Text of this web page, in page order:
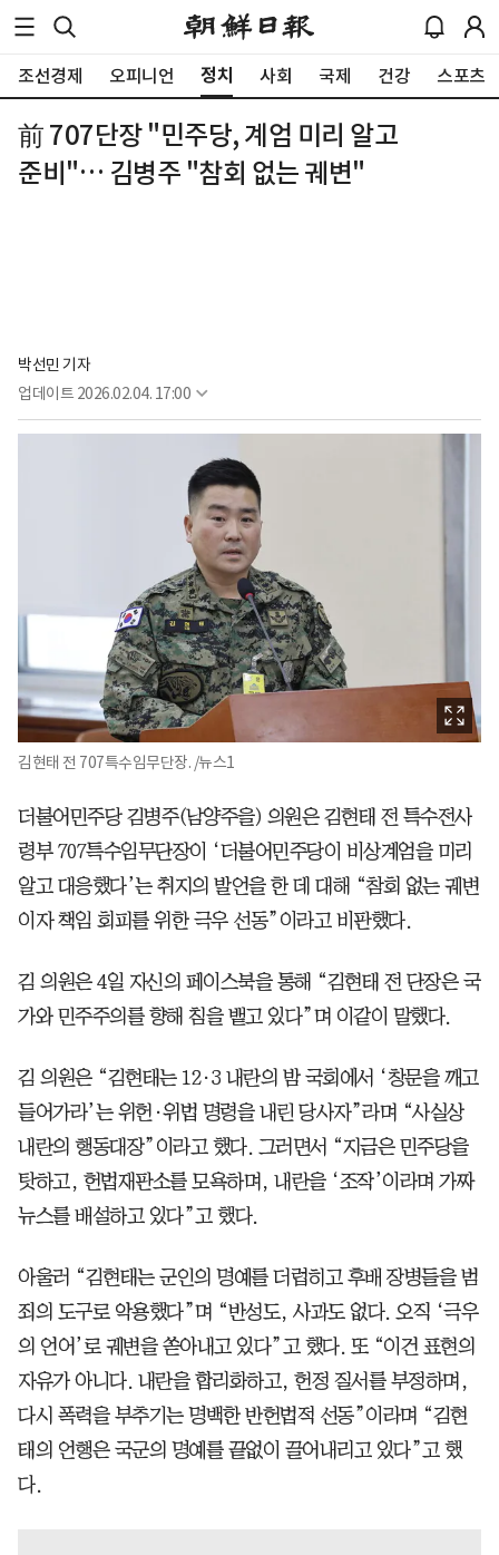
조선경제 오피니언 정치 사회 국제 건강 스포츠
前 707단장 "민주당, 계엄 미리 알고
준비"… 김병주 "참회 없는 궤변"
박선민 기자
업데이트 2026.02.04. 17:00
김현태 전 707특수임무단장. /뉴스1
더불어민주당 김병주(남양주을) 의원은 김현태 전 특수전사
령부 707특수임무단장이 ‘더불어민주당이 비상계엄을 미리
알고 대응했다’는 취지의 발언을 한 데 대해 “참회 없는 궤변
이자 책임 회피를 위한 극우 선동”이라고 비판했다.
김 의원은 4일 자신의 페이스북을 통해 “김현태 전 단장은 국
가와 민주주의를 향해 침을 뱉고 있다”며 이같이 말했다.
김 의원은 “김현태는 12·3 내란의 밤 국회에서 ‘창문을 깨고
들어가라’는 위헌·위법 명령을 내린 당사자”라며 “사실상
내란의 행동대장”이라고 했다. 그러면서 “지금은 민주당을
탓하고, 헌법재판소를 모욕하며, 내란을 ‘조작’이라며 가짜
뉴스를 배설하고 있다”고 했다.
아울러 “김현태는 군인의 명예를 더럽히고 후배 장병들을 범
죄의 도구로 악용했다”며 “반성도, 사과도 없다. 오직 ‘극우
의 언어’로 궤변을 쏟아내고 있다”고 했다. 또 “이건 표현의
자유가 아니다. 내란을 합리화하고, 헌정 질서를 부정하며,
다시 폭력을 부추기는 명백한 반헌법적 선동”이라며 “김현
태의 언행은 국군의 명예를 끝없이 끌어내리고 있다”고 했
다.